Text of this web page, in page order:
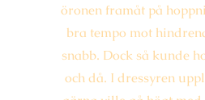
öronen framåt på
bra tempo mot
snabb. Dock så kunde
och då. I dressyren